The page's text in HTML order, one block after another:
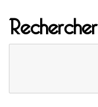
Rechercher